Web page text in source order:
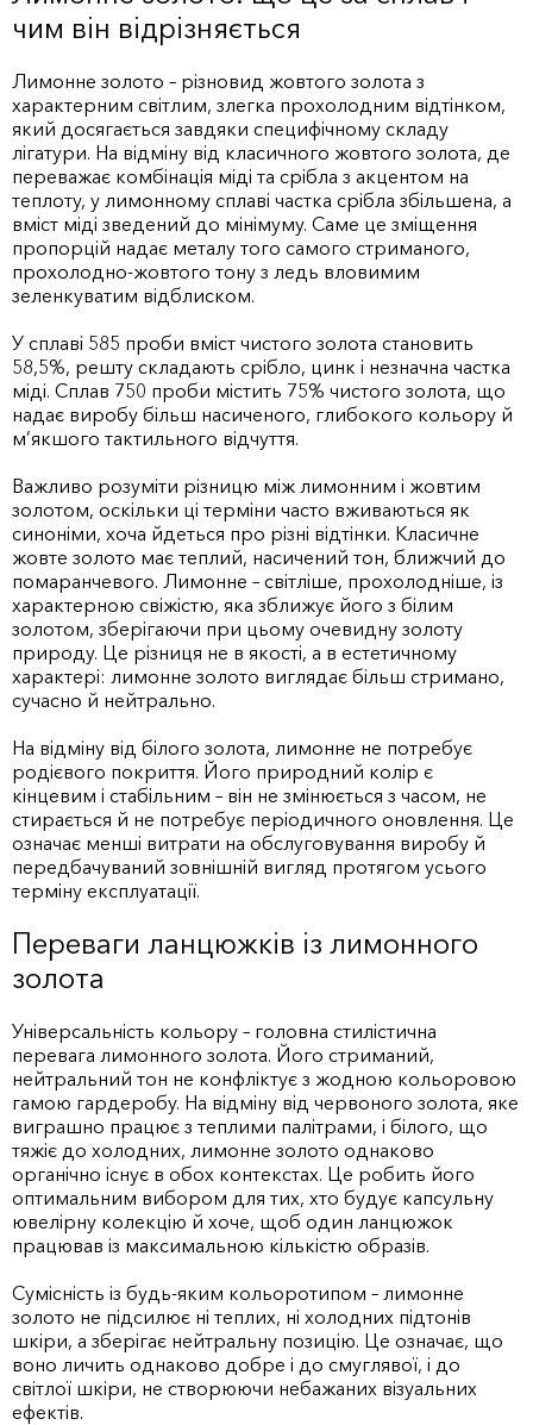
чим він відрізняється
Лимонне золото – різновид жовтого золота з
характерним світлим, злегка прохолодним відтінком,
який досягається завдяки специфічному складу
лігатури. На відміну від класичного жовтого золота, де
переважає комбінація міді та срібла з акцентом на
теплоту, у лимонному сплаві частка срібла збільшена, а
вміст міді зведений до мінімуму. Саме це зміщення
пропорцій надає металу того самого стриманого,
прохолодно-жовтого тону з ледь вловимим
зеленкуватим відблиском.
У сплаві 585 проби вміст чистого золота становить
58,5%, решту складають срібло, цинк і незначна частка
міді. Сплав 750 проби містить 75% чистого золота, що
надає виробу більш насиченого, глибокого кольору й
м’якшого тактильного відчуття.
Важливо розуміти різницю між лимонним і жовтим
золотом, оскільки ці терміни часто вживаються як
синоніми, хоча йдеться про різні відтінки. Класичне
жовте золото має теплий, насичений тон, ближчий до
помаранчевого. Лимонне – світліше, прохолодніше, із
характерною свіжістю, яка зближує його з білим
золотом, зберігаючи при цьому очевидну золоту
природу. Це різниця не в якості, а в естетичному
характері: лимонне золото виглядає більш стримано,
сучасно й нейтрально.
На відміну від білого золота, лимонне не потребує
родієвого покриття. Його природний колір є
кінцевим і стабільним – він не змінюється з часом, не
стирається й не потребує періодичного оновлення. Це
означає менші витрати на обслуговування виробу й
передбачуваний зовнішній вигляд протягом усього
терміну експлуатації.
Переваги ланцюжків із лимонного
золота
Універсальність кольору – головна стилістична
перевага лимонного золота. Його стриманий,
нейтральний тон не конфліктує з жодною кольоровою
гамою гардеробу. На відміну від червоного золота, яке
виграшно працює з теплими палітрами, і білого, що
тяжіє до холодних, лимонне золото однаково
органічно існує в обох контекстах. Це робить його
оптимальним вибором для тих, хто будує капсульну
ювелірну колекцію й хоче, щоб один ланцюжок
працював із максимальною кількістю образів.
Сумісність із будь-яким кольоротипом – лимонне
золото не підсилює ні теплих, ні холодних підтонів
шкіри, а зберігає нейтральну позицію. Це означає, що
воно личить однаково добре і до смуглявої, і до
світлої шкіри, не створюючи небажаних візуальних
ефектів.